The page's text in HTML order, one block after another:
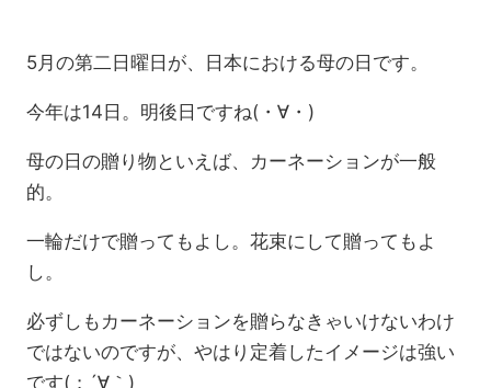
5月の第二日曜日が、日本における母の日です。
今年は14日。明後日ですね(・∀・)
母の日の贈り物といえば、カーネーションが一般
的。
一輪だけで贈ってもよし。花束にして贈ってもよ
し。
必ずしもカーネーションを贈らなきゃいけないわけ
ではないのですが、やはり定着したイメージは強い
です(；´∀｀)